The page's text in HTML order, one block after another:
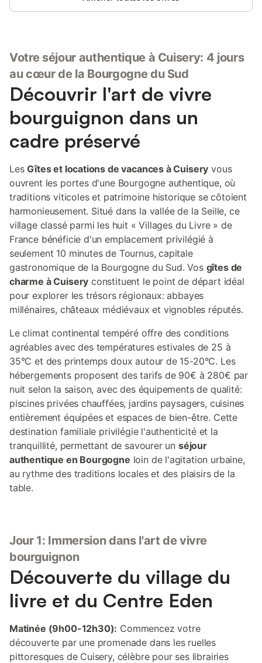
un espace convivial où vous pourrez vous détendre après une
repas en toute simplicité. Vous y trouverez tout le nécessaire
pour cuisiner comme à la maison. Vous aurez également à
disposition du café, du thé, du sucre, ainsi que les produits de
première nécessité. Vous trouverez également une suite
parentale avec sa propre salle de bain et un grand dressing,
ainsi qu'un autre toilet indépendant. À l'étage, quatre grandes
chambres lumineuses vous attendent, ainsi qu'une spacieuse
salle de bain et un grand dressing. Les linges de toilettes et les
draps de lits sont fournis. Profitez également du grand jardin
attenant, un véritable havre de paix où
Votre séjour authentique à Cuisery: 4 jours
au cœur de la Bourgogne du Sud
Découvrir l'art de vivre
bourguignon dans un
cadre préservé
LesGîtes et locations de vacances à Cuisery vous
ouvrent les portes d'une Bourgogne authentique, où
traditions viticoles et patrimoine historique se côtoient
harmonieusement. Situé dans la vallée de la Seille, ce
village classé parmi les huit « Villages du Livre » de
France bénéficie d'un emplacement privilégié à
seulement 10 minutes de Tournus, capitale
gastronomique de la Bourgogne du Sud. Vos gîtes de
charme à Cuisery constituent le point de départ idéal
pour explorer les trésors régionaux: abbayes
millénaires, châteaux médiévaux et vignobles réputés.
Le climat continental tempéré offre des conditions
agréables avec des températures estivales de 25 à
35°C et des printemps doux autour de 15-20°C. Les
hébergements proposent des tarifs de 90€ à 280€ par
nuit selon la saison, avec des équipements de qualité:
piscines privées chauffées, jardins paysagers, cuisines
entièrement équipées et espaces de bien-être. Cette
destination familiale privilégie l'authenticité et la
tranquillité, permettant de savourer un séjour
authentique en Bourgogne loin de l'agitation urbaine,
au rythme des traditions locales et des plaisirs de la
table.
Jour 1: Immersion dans l'art de vivre
bourguignon
Découverte du village du
livre et du Centre Eden
Matinée (9h00-12h30): Commencez votre
découverte par une promenade dans les ruelles
pittoresques de Cuisery, célèbre pour ses librairies